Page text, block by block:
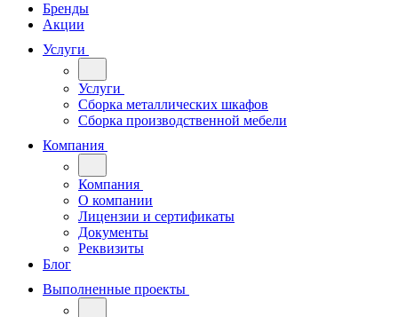
Бренды
Акции
Услуги
Услуги
Сборка металлических шкафов
Сборка производственной мебели
Компания
Компания
О компании
Лицензии и сертификаты
Документы
Реквизиты
Блог
Выполненные проекты